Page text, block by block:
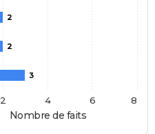
Nombre de faits
2
2
3
2 4 6 8